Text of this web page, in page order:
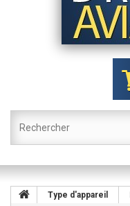
Type d'appareil